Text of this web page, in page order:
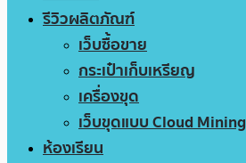
รีวิวผลิตภัณฑ์
เว็บซื้อขาย
กระเป๋าเก็บเหรียญ
เครื่องขุด
เว็บขุดแบบ Cloud Mining
ห้องเรียน